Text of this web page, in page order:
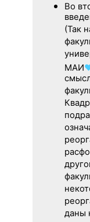
Во
(Так
МАИ
даны